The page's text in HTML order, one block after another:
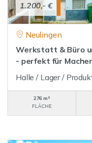
1.200,- €
Neulingen
Werkstatt & Büro
- perfekt für Macher
Halle / Lager /
276 m²
FLÄCHE